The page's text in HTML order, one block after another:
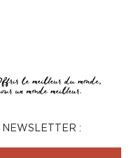
NEWSLETTER :